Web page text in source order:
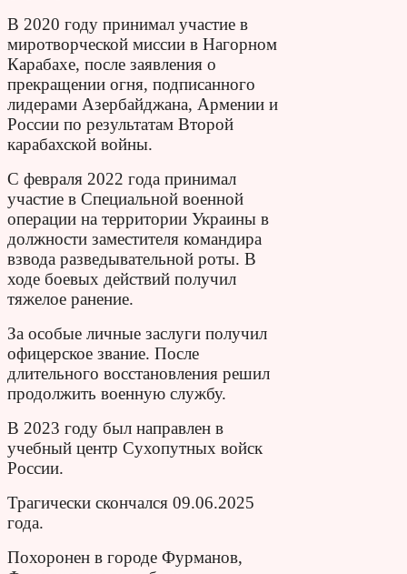
В 2020 году принимал участие в
миротворческой миссии в Нагорном
Карабахе, после заявления о
прекращении огня, подписанного
лидерами Азербайджана, Армении и
России по результатам Второй
карабахской войны.
С февраля 2022 года принимал
участие в Специальной военной
операции на территории Украины в
должности заместителя командира
взвода разведывательной роты. В
ходе боевых действий получил
тяжелое ранение.
За особые личные заслуги получил
офицерское звание. После
длительного восстановления решил
продолжить военную службу.
В 2023 году был направлен в
учебный центр Сухопутных войск
России.
Трагически скончался 09.06.2025
года.
Похоронен в городе Фурманов,